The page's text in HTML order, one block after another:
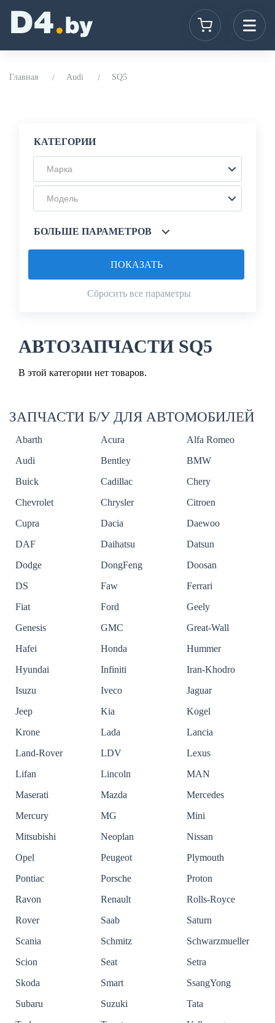
Главная Audi SQ5
КАТЕГОРИИ
Марка
Модель
БОЛЬШЕ ПАРАМЕТРОВ
Сбросить все параметры
ПОКАЗАТЬ
АВТОЗАПЧАСТИ SQ5
В этой категории нет товаров.
ЗАПЧАСТИ Б/У ДЛЯ АВТОМОБИЛЕЙ
Abarth Acura
Alfa Romeo
Audi
Bentley
BMW
Buick
Cadillac
Chery
Chevrolet
Chrysler
Citroen
Cupra
Dacia
Daewoo
DAF
Daihatsu
Datsun
Dodge
DongFeng
Doosan
DS
Faw
Ferrari
Fiat
Ford
Geely
Genesis
GMC
Great-Wall
Hafei
Honda
Hummer
Hyundai
Infiniti
Iran-Khodro
Isuzu
Iveco
Jaguar
Jeep
Kia
Kogel
Krone
Lada
Lancia
Land-Rover
LDV
Lexus
Lifan
Lincoln
MAN
Maserati
Mazda
Mercedes
Mercury
MG
Mini
Mitsubishi
Neoplan
Nissan
Opel
Peugeot
Plymouth
Pontiac
Porsche
Proton
Ravon
Renault
Rolls-Royce
Rover
Saab
Saturn
Scania
Schmitz
Schwarzmueller
Scion
Seat
Setra
Skoda
Smart
SsangYong
Subaru
Suzuki
Tata